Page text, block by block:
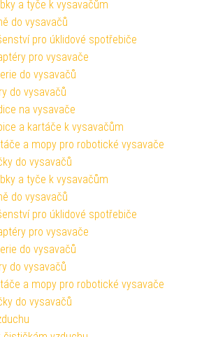
a tyče k vysavačům
do vysavačů
pro úklidové spotřebiče
pro vysavače
do vysavačů
do vysavačů
na vysavače
a kartáče k vysavačům
a mopy pro robotické vysavače
do vysavačů
a tyče k vysavačům
do vysavačů
pro úklidové spotřebiče
pro vysavače
do vysavačů
do vysavačů
a mopy pro robotické vysavače
do vysavačů